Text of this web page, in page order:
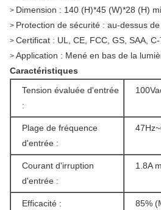
> Dimension : 140 (H)*45 (W)*28 (H)
> Protection de sécurité : au-dessus
> Certificat : UL, CE, FCC, GS, SAA,
> Application : Mené en bas de la
Caractéristiques
Tension évaluée d'entrée
:
Plage de fréquence
d'entrée :
Courant d'irruption
d'entrée :
1.8A
Efficacité : 85%